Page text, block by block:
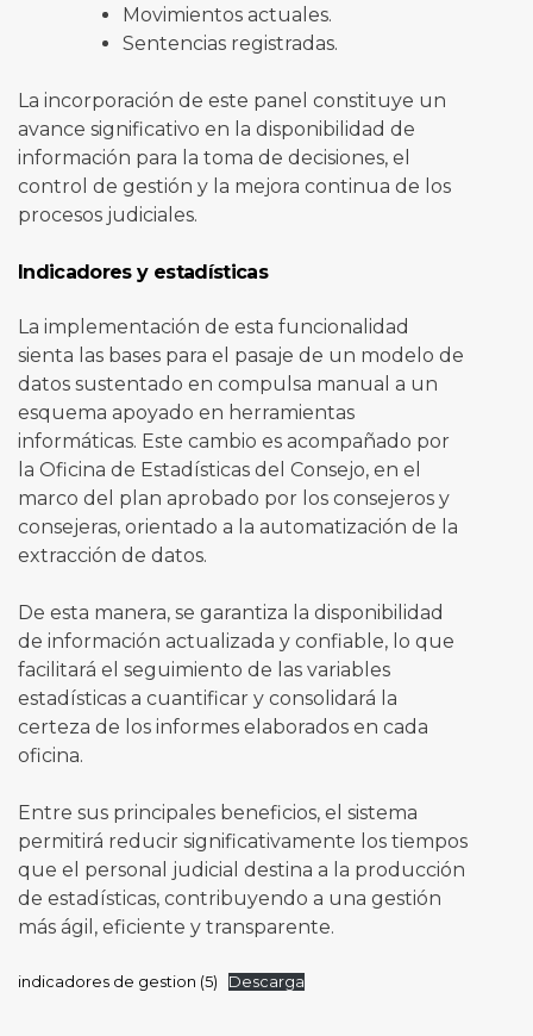
Movimientos actuales.
Sentencias registradas.
La incorporación de este panel constituye un
avance significativo en la disponibilidad de
información para la toma de decisiones, el
control de gestión y la mejora continua de los
procesos judiciales.
Indicadores y estadísticas
La implementación de esta funcionalidad
sienta las bases para el pasaje de un modelo de
datos sustentado en compulsa manual a un
esquema apoyado en herramientas
informáticas. Este cambio es acompañado por
la Oficina de Estadísticas del Consejo, en el
marco del plan aprobado por los consejeros y
consejeras, orientado a la automatización de la
extracción de datos.
De esta manera, se garantiza la disponibilidad
de información actualizada y confiable, lo que
facilitará el seguimiento de las variables
estadísticas a cuantificar y consolidará la
certeza de los informes elaborados en cada
oficina.
Entre sus principales beneficios, el sistema
permitirá reducir significativamente los tiempos
que el personal judicial destina a la producción
de estadísticas, contribuyendo a una gestión
más ágil, eficiente y transparente.
indicadores de gestion (5) Descarga